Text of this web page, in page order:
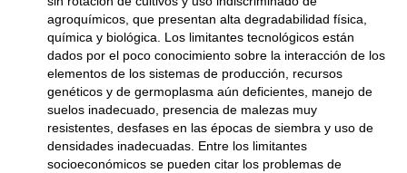
agroquímicos, que presentan alta degradabilidad física,
química y biológica. Los limitantes tecnológicos están
dados por el poco conocimiento sobre la interacción de los
elementos de los sistemas de producción, recursos
genéticos y de germoplasma aún deficientes, manejo de
suelos inadecuado, presencia de malezas muy
resistentes, desfases en las épocas de siembra y uso de
densidades inadecuadas. Entre los limitantes
socioeconómicos se pueden citar los problemas de